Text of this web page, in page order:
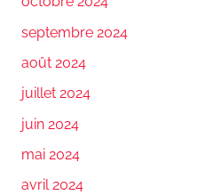
septembre 2024
août 2024
juillet 2024
juin 2024
mai 2024
avril 2024